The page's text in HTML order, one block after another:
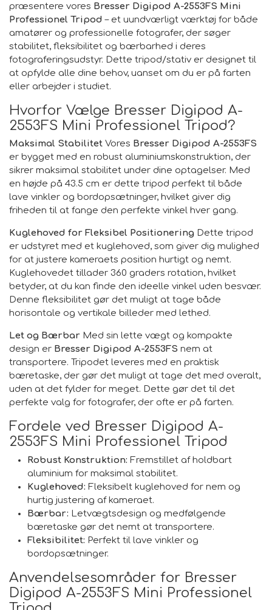
præsentere vores Bresser Digipod A-2553FS Mini
Professionel Tripod – et uundværligt værktøj for både
amatører og professionelle fotografer, der søger
stabilitet, fleksibilitet og bærbarhed i deres
fotograferingsudstyr. Dette tripod/stativ er designet til
at opfylde alle dine behov, uanset om du er på farten
eller arbejder i studiet.
Hvorfor Vælge Bresser Digipod A-
2553FS Mini Professionel Tripod?
Maksimal Stabilitet Vores Bresser Digipod A-2553FS
er bygget med en robust aluminiumskonstruktion, der
sikrer maksimal stabilitet under dine optagelser. Med
en højde på 43.5 cm er dette tripod perfekt til både
lave vinkler og bordopsætninger, hvilket giver dig
friheden til at fange den perfekte vinkel hver gang.
Kuglehoved for Fleksibel Positionering Dette tripod
er udstyret med et kuglehoved, som giver dig mulighed
for at justere kameraets position hurtigt og nemt.
Kuglehovedet tillader 360 graders rotation, hvilket
betyder, at du kan finde den ideelle vinkel uden besvær.
Denne fleksibilitet gør det muligt at tage både
horisontale og vertikale billeder med lethed.
Let og Bærbar Med sin lette vægt og kompakte
design er Bresser Digipod A-2553FS nem at
transportere. Tripodet leveres med en praktisk
bæretaske, der gør det muligt at tage det med overalt,
uden at det fylder for meget. Dette gør det til det
perfekte valg for fotografer, der ofte er på farten.
Fordele ved Bresser Digipod A-
2553FS Mini Professionel Tripod
Robust Konstruktion: Fremstillet af holdbart
aluminium for maksimal stabilitet.
Kuglehoved: Fleksibelt kuglehoved for nem og
hurtig justering af kameraet.
Bærbar: Letvægtsdesign og medfølgende
bæretaske gør det nemt at transportere.
Fleksibilitet: Perfekt til lave vinkler og
bordopsætninger.
Anvendelsesområder for Bresser
Digipod A-2553FS Mini Professionel